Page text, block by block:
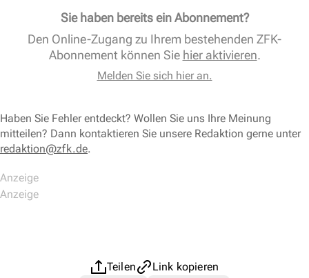
Sie haben bereits ein Abonnement?
Den Online-Zugang zu Ihrem bestehenden ZFK-
Abonnement können Sie hier aktivieren.
Melden Sie sich hier an.
Haben Sie Fehler entdeckt? Wollen Sie uns Ihre Meinung
mitteilen? Dann kontaktieren Sie unsere Redaktion gerne unter
redaktion@zfk.de.
Teilen
Link kopieren